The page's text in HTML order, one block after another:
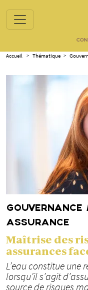
Accueil > Thématique >
ASSURANCE
Maîtrise des
assurances
L’eau constitue une
lorsqu’il s’agit
source de risques